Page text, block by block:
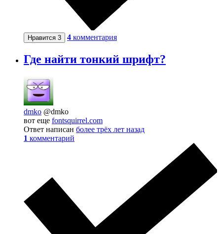
Нравится 3 4 комментария
Где найти тонкий шрифт?
dmko @dmko
вот еще fontsquirrel.com
Ответ написан более трёх лет назад
1 комментарий